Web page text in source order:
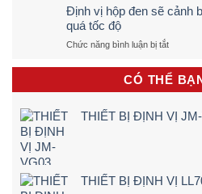
Trực
Chính
100%
(Quy
5
Bước)
Dẫn
Vị
Đạp
Điện,
Máy
Điện
Rẻ
–
Định vị hộp đen sẽ cảnh
quá tốc độ
Chức năng bình luận bị tắtở
vị
hộp
đen
cảnh
xe
CÓ THỂ
THIẾT BỊ ĐỊNH VỊ
THIẾT BỊ ĐỊNH VỊ